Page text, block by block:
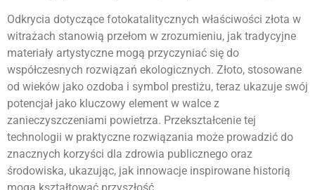
Odkrycia dotyczące fotokatalitycznych właściwości złota w
witrażach stanowią przełom w zrozumieniu, jak tradycyjne
materiały artystyczne mogą przyczyniać się do
współczesnych rozwiązań ekologicznych. Złoto, stosowane
od wieków jako ozdoba i symbol prestiżu, teraz ukazuje swój
potencjał jako kluczowy element w walce z
zanieczyszczeniami powietrza. Przekształcenie tej
technologii w praktyczne rozwiązania może prowadzić do
znacznych korzyści dla zdrowia publicznego oraz
środowiska, ukazując, jak innowacje inspirowane historią
mogą kształtować przyszłość.